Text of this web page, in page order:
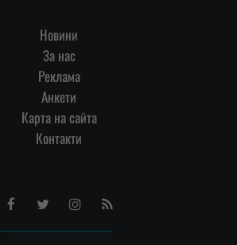
Новини
За нас
Реклама
Анкети
Карта на сайта
Контакти
FacebookTwitterInstagram
RSS